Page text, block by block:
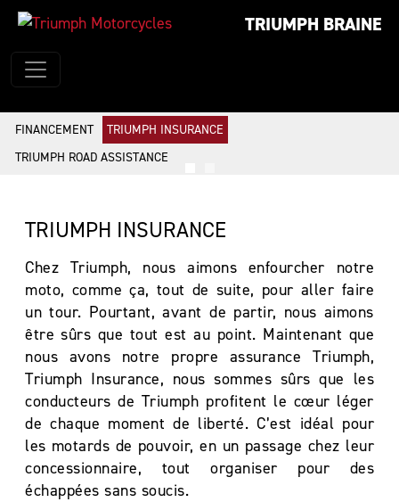
TRIUMPH BRAINE
FINANCEMENT
TRIUMPH INSURANCE
TRIUMPH ROAD ASSISTANCE
TRIUMPH INSURANCE
Chez Triumph, nous aimons enfourcher notre
moto, comme ça, tout de suite, pour aller faire
un tour. Pourtant, avant de partir, nous aimons
être sûrs que tout est au point. Maintenant que
nous avons notre propre assurance Triumph,
Triumph Insurance, nous sommes sûrs que les
conducteurs de Triumph profitent le cœur léger
de chaque moment de liberté. C’est idéal pour
les motards de pouvoir, en un passage chez leur
concessionnaire, tout organiser pour des
échappées sans soucis.